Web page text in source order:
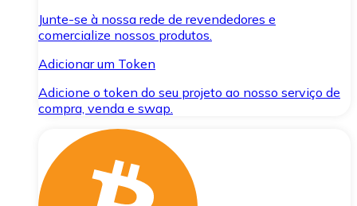
Junte-se à nossa rede de revendedores e
comercialize nossos produtos.
Adicionar um Token
Adicione o token do seu projeto ao nosso serviço de
compra, venda e swap.